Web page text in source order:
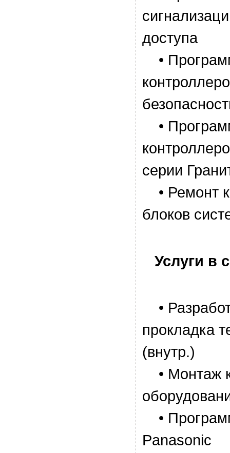
доступа
•
•
серии
• Ремонт
блоков
Услуги в
•
прокладка
(внутр.)
• Монтаж
•
Panasonic